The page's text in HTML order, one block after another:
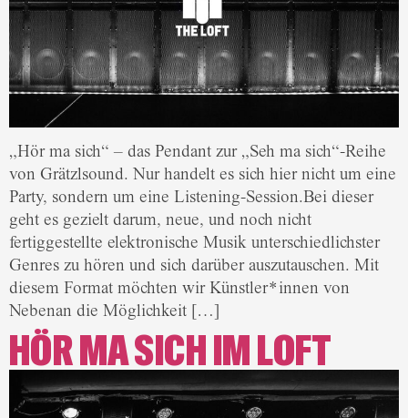
„Hör ma sich“ – das Pendant zur „Seh ma sich“-Reihe
von Grätzlsound. Nur handelt es sich hier nicht um eine
Party, sondern um eine Listening-Session.Bei dieser
geht es gezielt darum, neue, und noch nicht
fertiggestellte elektronische Musik unterschiedlichster
Genres zu hören und sich darüber auszutauschen. Mit
diesem Format möchten wir Künstler*innen von
Nebenan die Möglichkeit […]
HÖR MA SICH IM LOFT